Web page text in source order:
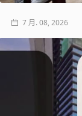
7 月. 08, 2026